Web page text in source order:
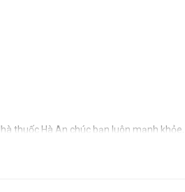
thuốc Hà An chúc bạn luôn mạnh